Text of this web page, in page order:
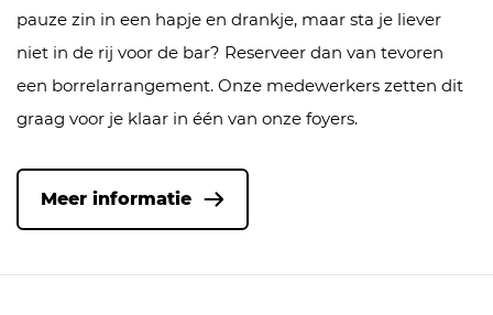
pauze zin in een hapje en drankje, maar sta je liever
niet in de rij voor de bar? Reserveer dan van tevoren
een borrelarrangement. Onze medewerkers zetten dit
graag voor je klaar in één van onze foyers.
Meer informatie